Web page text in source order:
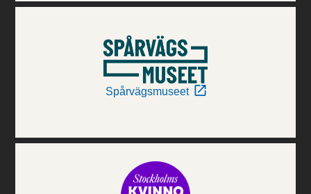
Spårvägsmuseet